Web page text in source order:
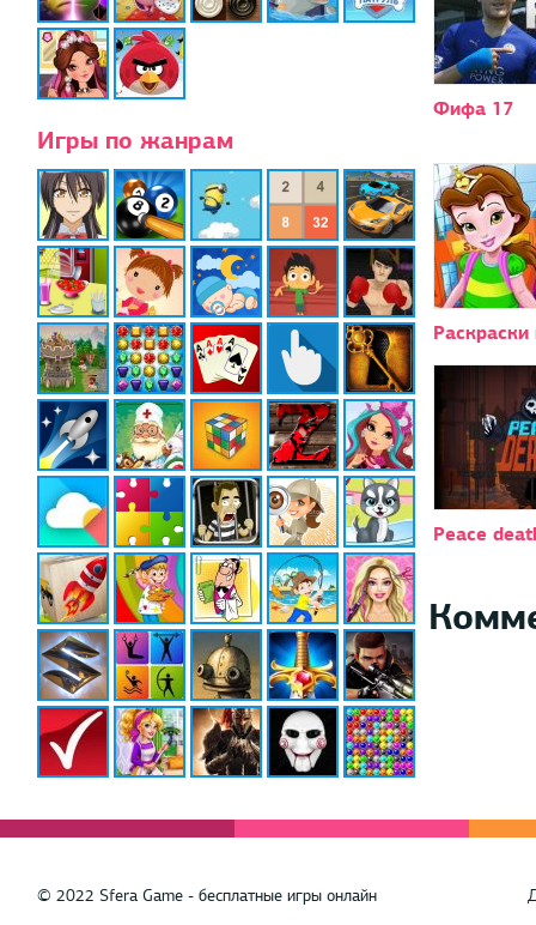
Игры по жанрам
Фифа 17
Peace
© 2022 Sfera Game - бесплатные игры онлайн